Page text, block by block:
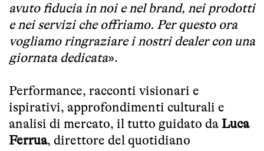
avuto fiducia in noi e nel brand, nei prodotti
e nei servizi che offriamo. Per questo ora
vogliamo ringraziare i nostri dealer con una
giornata dedicata».
Performance, racconti visionari e
ispirativi, approfondimenti culturali e
analisi di mercato, il tutto guidato da Luca
Ferrua, direttore del quotidiano